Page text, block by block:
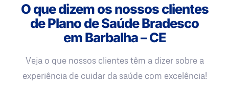
O que dizem os nossos clientes
de Plano de Saúde Bradesco
em Barbalha – CE
Veja o que nossos clientes têm a dizer sobre a
experiência de cuidar da saúde com excelência!